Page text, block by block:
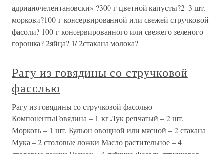
адрианочелентановски» ?300 г цветной капусты?2–3 шт.
моркови?100 г консервированной или свежей стручковой
фасоли? 100 г консервированного или свежего зеленого
горошка? 2яйца? 1/ 2стакана молока?
Рагу из говядины со стручковой
фасолью
Рагу из говядины со стручковой фасолью
КомпонентыГовядина – 1 кг Лук репчатый – 2 шт.
Морковь – 1 шт. Бульон овощной или мясной – 2 стакана
Мука – 2 столовые ложки Масло растительное – 4